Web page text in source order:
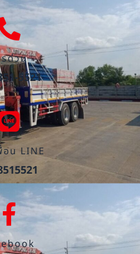
รด่วน
5521
อน LINE